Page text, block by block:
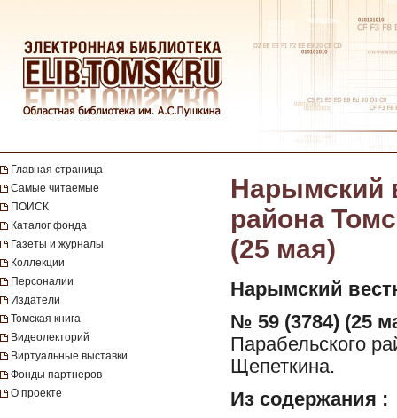
Главная страница
Самые читаемые
ПОИСК
Каталог фонда
Газеты и журналы
Коллекции
Персоналии
Издатели
Томская книга
Видеолекторий
Виртуальные выставки
Фонды партнеров
О проекте
Нарымский
района
(25 мая)
Нарымский
№ 59 (3784) (25
Парабельского
Щепеткина.
Из содержания :